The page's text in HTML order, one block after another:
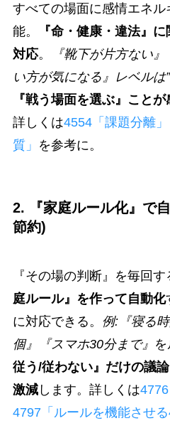
すべての場面に感情エネ
能。
『命・健康・違法』
対応。
『靴下が片方ない
い方が気になる』レベルは
『戦う場面を選ぶ』こと
詳しくは4554「課題分離」
質」 を参考に。
2. 『家庭ルール化』で
節約)
『その場の判断』を毎回す
庭ルール』を作って自動化
に対応できる。 例:『寝る
個』『スマホ30分まで』 を
従う/従わない』だけの議
激減します。詳しくは4776
4797「ルールを機能させる